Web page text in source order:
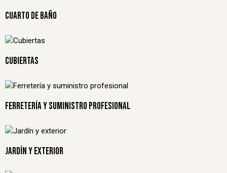
CUARTO DE BAÑO
CUBIERTAS
FERRETERÍA Y SUMINISTRO PROFESIONAL
JARDÍN Y EXTERIOR